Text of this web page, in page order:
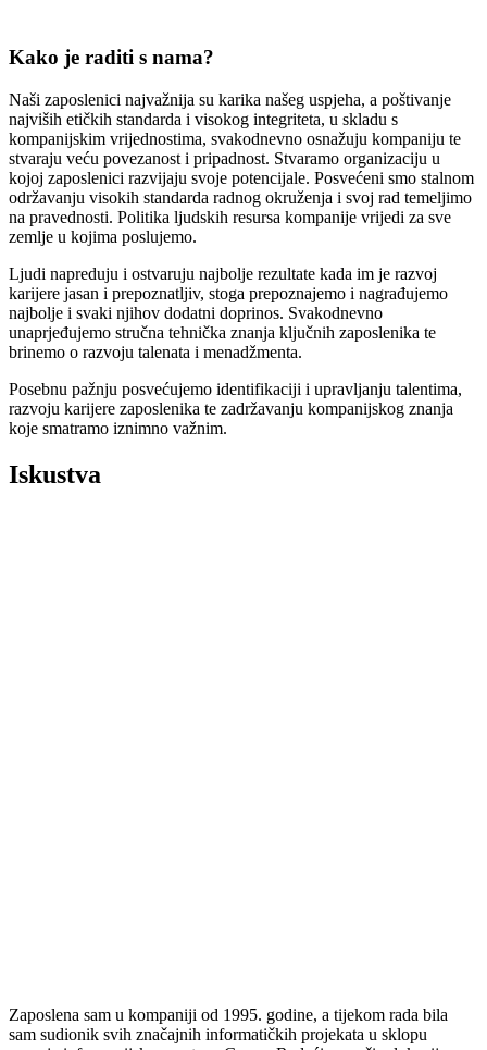
Kako je raditi s nama?
Naši zaposlenici najvažnija su karika našeg uspjeha, a poštivanje
najviših etičkih standarda i visokog integriteta, u skladu s
kompanijskim vrijednostima, svakodnevno osnažuju kompaniju te
stvaraju veću povezanost i pripadnost. Stvaramo organizaciju u
kojoj zaposlenici razvijaju svoje potencijale. Posvećeni smo stalnom
održavanju visokih standarda radnog okruženja i svoj rad temeljimo
na pravednosti. Politika ljudskih resursa kompanije vrijedi za sve
zemlje u kojima poslujemo.
Ljudi napreduju i ostvaruju najbolje rezultate kada im je razvoj
karijere jasan i prepoznatljiv, stoga prepoznajemo i nagrađujemo
najbolje i svaki njihov dodatni doprinos. Svakodnevno
unaprjeđujemo stručna tehnička znanja ​​​ključnih zaposlenika te
brinemo o razvoju talenata i menadžmenta.
Posebnu pažnju posvećujemo identifikaciji i upravljanju talentima,
razvoju karijere zaposlenika te zadržavanju kompanijskog znanja
koje smatramo iznimno važnim.
Iskustva
Zaposlena sam u kompaniji od 1995. godine, a tijekom rada bila
sam sudionik svih značajnih informatičkih projekata u sklopu